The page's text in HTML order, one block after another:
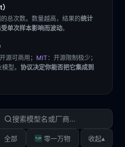
总次数。数量越高，结果的统计
单次样本影响而波动。
源可商用； MIT ：开源限制极少；
型。 协议决定你能否把它集成到
全部 零一万物 收起▴